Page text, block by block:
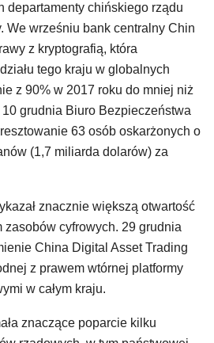
departamenty chińskiego rządu
We wrześniu bank centralny Chin
z kryptografią, która
tego kraju w globalnych
z 90% w 2017 roku do mniej niż
10 grudnia Biuro Bezpieczeństwa
63 osób oskarżonych o
(1,7 miliarda dolarów) za
znacznie większą otwartość
zasobów cyfrowych. 29 grudnia
China Digital Asset Trading
z prawem wtórnej platformy
w całym kraju.
znaczące poparcie kilku